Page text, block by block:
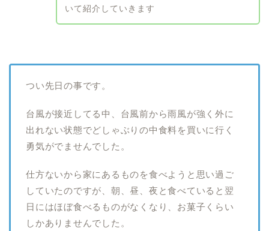
いて紹介していきます
つい先日の事です。
台風が接近してる中、台風前から雨風が強く外に
出れない状態でどしゃぶりの中食料を買いに行く
勇気がでませんでした。
仕方ないから家にあるものを食べようと思い過ご
していたのですが、朝、昼、夜と食べていると翌
日にはほぼ食べるものがなくなり、お菓子くらい
しかありませんでした。